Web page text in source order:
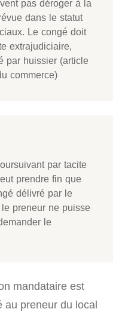
pas déroger à la
dans le statut
Le congé doit
extrajudiciaire,
par huissier (article
commerce)
par tacite
prendre fin que
délivré par le
preneur ne puisse
le
mandataire est
au preneur du local